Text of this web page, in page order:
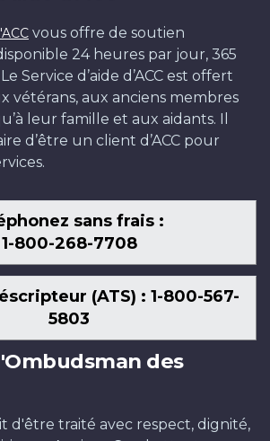
vous offre de soutien
24 heures par jour, 365
Service d’aide d’ACC est offert
vétérans, aux anciens membres
leur famille et aux aidants. Il
d’être un client d’ACC pour
sans frais :
1-800-268-7708
(ATS) : 1-800-567-
5803
des
d'être traité avec respect, dignité,